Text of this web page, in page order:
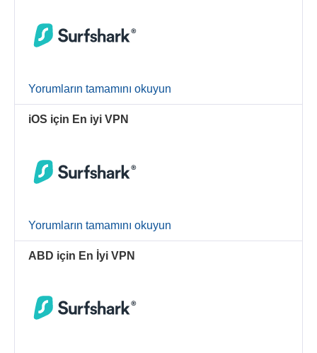
Yorumların tamamını okuyun
iOS için En iyi VPN
Yorumların tamamını okuyun
ABD için En İyi VPN